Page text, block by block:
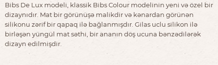
Bibs De Lux modeli, klassik Bibs Colour modelinin yeni və özel bir
dizaynıdır. Mat bir görünüşə malikdir və kənardan görünən
silikonu zərif bir qapaq ilə bağlanmışdır. Gilas uclu silikon ilə
birləşən yüngül mat səthi, bir ananın döş ucuna bənzədilərək
dizayn edilmişdir.